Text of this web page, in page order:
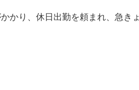
かり、休日出勤を頼まれ、急きょ